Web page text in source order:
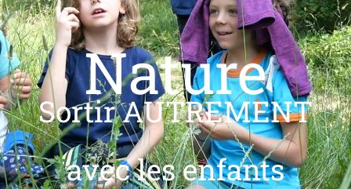
Nature
Sortir AUTREMENT
avec les enfants